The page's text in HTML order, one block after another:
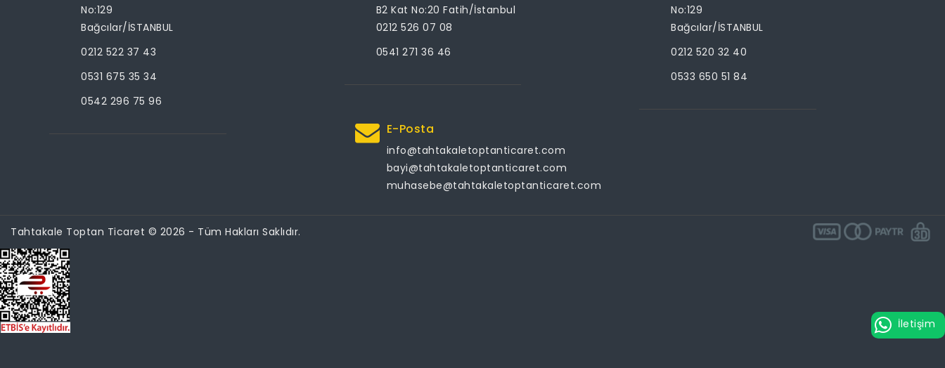
No:129
Bağcılar/İSTANBUL
0212 522 37 43
0531 675 35 34
0542 296 75 96
B2 Kat No:20 Fatih/İstanbul
0212 526 07 08
0541 271 36 46
No:129
Bağcılar/İSTANBUL
0212 520 32 40
0533 650 51 84
E-Posta
info@tahtakaletoptanticaret.com
bayi@tahtakaletoptanticaret.com
muhasebe@tahtakaletoptanticaret.com
Tahtakale Toptan Ticaret © 2026 - Tüm Hakları Saklıdır.
İletişim